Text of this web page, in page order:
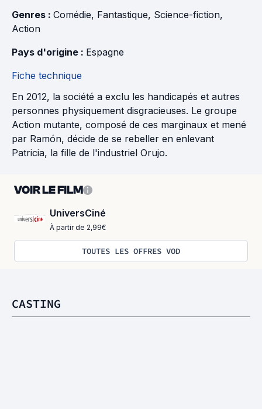
Genres : Comédie, Fantastique, Science-fiction,
Action
Pays d'origine : Espagne
Fiche technique
En 2012, la société a exclu les handicapés et autres
personnes physiquement disgracieuses. Le groupe
Action mutante, composé de ces marginaux et mené
par Ramón, décide de se rebeller en enlevant
Patricia, la fille de l'industriel Orujo.
VOIR LE FILM
UniversCiné
À partir de 2,99€
TOUTES LES OFFRES VOD
CASTING